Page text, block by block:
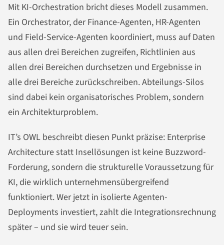
Mit KI-Orchestration bricht dieses Modell zusammen.
Ein Orchestrator, der Finance-Agenten, HR-Agenten
und Field-Service-Agenten koordiniert, muss auf Daten
aus allen drei Bereichen zugreifen, Richtlinien aus
allen drei Bereichen durchsetzen und Ergebnisse in
alle drei Bereiche zurückschreiben. Abteilungs-Silos
sind dabei kein organisatorisches Problem, sondern
ein Architekturproblem.
IT’s OWL beschreibt diesen Punkt präzise: Enterprise
Architecture statt Insellösungen ist keine Buzzword-
Forderung, sondern die strukturelle Voraussetzung für
KI, die wirklich unternehmensübergreifend
funktioniert. Wer jetzt in isolierte Agenten-
Deployments investiert, zahlt die Integrationsrechnung
später – und sie wird teuer sein.